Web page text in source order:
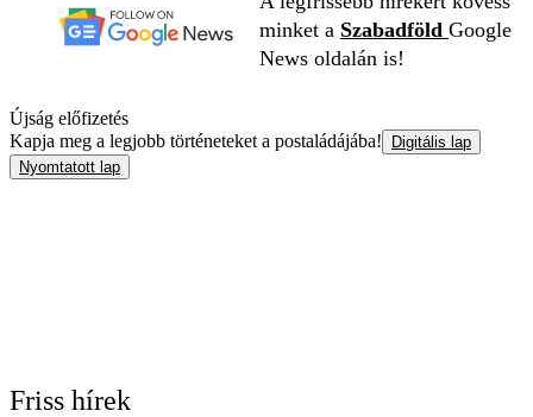
minket a Szabadföld Google
News oldalán is!
Újság előfizetés
Kapja meg a legjobb történeteket a postaládájába!
Digitális lap
Nyomtatott lap
Friss hírek